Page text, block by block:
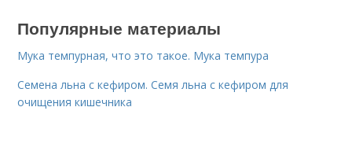
Популярные материалы
Мука темпурная, что это такое. Мука темпура
Семена льна с кефиром. Семя льна с кефиром для
очищения кишечника